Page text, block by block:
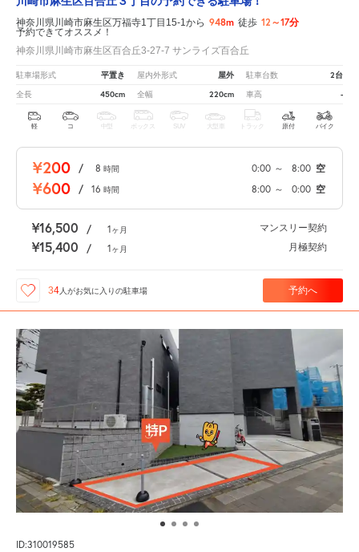
神奈川県川崎市麻生区万福寺1丁目15-1から 948m 徒歩 12～17分
予約できてオススメ！
神奈川県川崎市麻生区百合丘3-27-7 サンライズ百合丘
駐車場形式 平置き 屋内外形式 屋外 駐車台数 2台
全長 450cm 全幅 220cm 車高 -
軽 コ 中型 ボックス SUV 大型車 トラック 原付 バイク
¥200 / 8 時間 0:00 ～ 8:00 空
¥600 / 16 時間 8:00 ～ 0:00 空
¥16,500 / 1ヶ月 マンスリー契約
¥15,400 / 1ヶ月 月極契約
34 人がお気に入りの駐車場 予約へ
ID:310019585